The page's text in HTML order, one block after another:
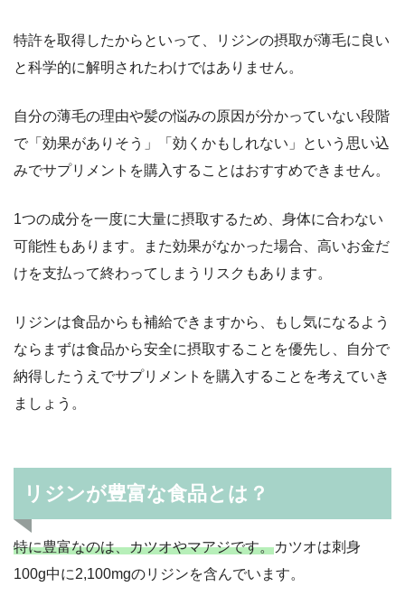
特許を取得したからといって、リジンの摂取が薄毛に良い
と科学的に解明されたわけではありません。
自分の薄毛の理由や髪の悩みの原因が分かっていない段階
で「効果がありそう」「効くかもしれない」という思い込
みでサプリメントを購入することはおすすめできません。
1つの成分を一度に大量に摂取するため、身体に合わない
可能性もあります。また効果がなかった場合、高いお金だ
けを支払って終わってしまうリスクもあります。
リジンは食品からも補給できますから、もし気になるよう
ならまずは食品から安全に摂取することを優先し、自分で
納得したうえでサプリメントを購入することを考えていき
ましょう。
リジンが豊富な食品とは？
特に豊富なのは、カツオやマアジです。カツオは刺身
100g中に2,100mgのリジンを含んでいます。